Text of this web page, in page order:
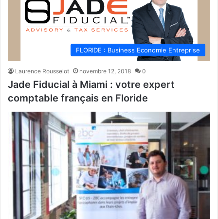
FLORIDE : Business Economie Entreprise
Laurence Rousselot novembre 12, 2018 0
Jade Fiducial à Miami : votre expert
comptable français en Floride